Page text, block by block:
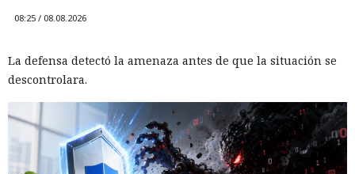
08:25 / 08.08.2026
La defensa detectó la amenaza antes de que la situación se
descontrolara.